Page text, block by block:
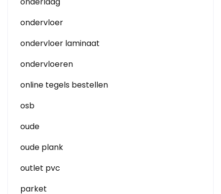
ondervloer
ondervloer laminaat
ondervloeren
online tegels bestellen
osb
oude
oude plank
outlet pvc
parket